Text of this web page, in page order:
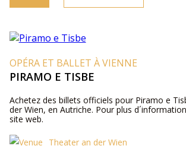
OPÉRA ET BALLET À VIENNE
PIRAMO E TISBE
Achetez des billets officiels pour Piramo e
der Wien, en Autriche. Pour plus
site web.
Theater an der Wien